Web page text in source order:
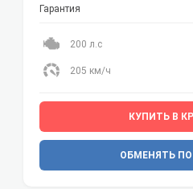
Гарантия
200 л.с
205 км/ч
КУПИТЬ В
ОБМЕНЯТЬ ПО